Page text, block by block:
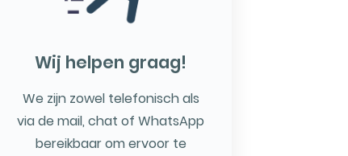
Wij helpen graag!
We zijn zowel telefonisch als
via de mail, chat of WhatsApp
bereikbaar om ervoor te